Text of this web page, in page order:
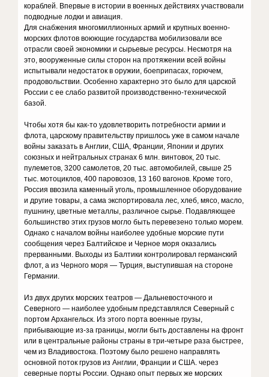
кораблей. Впервые в истории в военных действиях участвовали
подводные лодки и авиация.
Для снабжения многомиллионных армий и крупных военно-
морских флотов воюющие государства мобилизовали все
отрасли своей экономики и сырьевые ресурсы. Несмотря на
это, вооруженные силы сторон на протяжении всей войны
испытывали недостаток в оружии, боеприпасах, горючем,
продовольствии. Особенно характерно это было для царской
России с ее слабо развитой производственно-технической
базой.
Чтобы хотя бы как-то удовлетворить потребности армии и
флота, царскому правительству пришлось уже в самом начале
войны заказать в Англии, США, Франции, Японии и других
союзных и нейтральных странах 6 млн. винтовок, 20 тыс.
пулеметов, 3200 самолетов, 20 тыс. автомобилей, свыше 25
тыс. мотоциклов, 400 паровозов, 13 160 вагонов. Кроме того,
Россия ввозила каменный уголь, промышленное оборудование
и другие товары, а сама экспортировала лес, хлеб, мясо, масло,
пушнину, цветные металлы, различное сырье. Подавляющее
большинство этих грузов могло быть перевезено только морем.
Однако с началом войны наиболее удобные морские пути
сообщения через Балтийское и Черное моря оказались
прерванными. Выходы из Балтики контролировал германский
флот, а из Черного моря — Турция, выступившая на стороне
Германии.
Из двух других морских театров — Дальневосточного и
Северного — наиболее удобным представлялся Северный с
портом Архангельск. Из этого порта военные грузы,
прибывающие из-за границы, могли быть доставлены на фронт
или в центральные районы страны в три-четыре раза быстрее,
чем из Владивостока. Поэтому было решено направлять
основной поток грузов из Англии, Франции и США. через
северные порты России. Однако опыт первых же морских